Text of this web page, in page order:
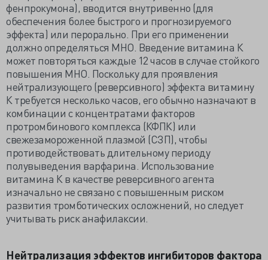
фенпрокумона), вводится внутривенно (для
обеспечения более быстрого и прогнозируемого
эффекта) или перорально. При его применении
должно определяться МНО. Введение витамина К
может повторяться каждые 12 часов в случае стойкого
повышения МНО. Поскольку для проявления
нейтрализующего (реверсивного) эффекта витамину
К требуется несколько часов, его обычно назначают в
комбинации с концентратами факторов
протромбинового комплекса (КФПК) или
свежезамороженной плазмой (СЗП), чтобы
противодействовать длительному периоду
полувыведения варфарина. Использование
витамина К в качестве реверсивного агента
изначально не связано с повышенным риском
развития тромботических осложнений, но следует
учитывать риск анафилаксии.
Нейтрализация эффектов ингибиторов фактора